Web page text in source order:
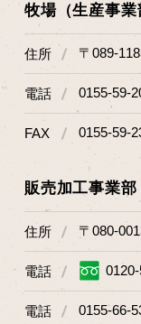
牧場（生産事業
住所 〒089-
電話 0155-59-
FAX 0155-59-
販売加工事業部
住所 〒080-
電話
電話 0155-66-